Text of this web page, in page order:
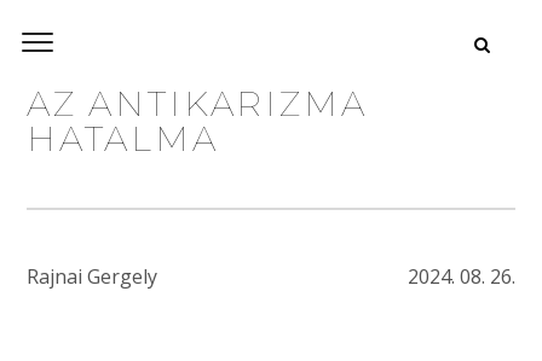
AZ ANTIKARIZMA
HATALMA
Rajnai Gergely 2024. 08. 26.